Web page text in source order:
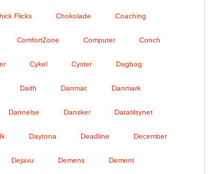
Flicks Chokolade Coaching
ComfortZone Computer Conch
Cykel Cyster Dagbog
Daith Danmar. Danmark
Dannelse Dansker Datatilsynet
Daytona Deadline December
Dejavu Demens Dement